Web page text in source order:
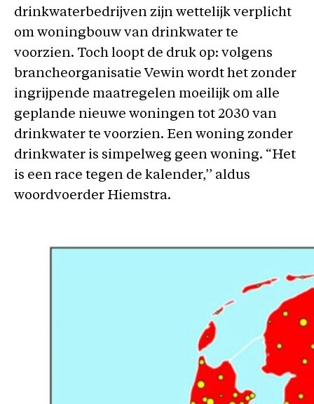
drinkwaterbedrijven zijn wettelijk verplicht
om woningbouw van drinkwater te
voorzien. Toch loopt de druk op: volgens
brancheorganisatie Vewin wordt het zonder
ingrijpende maatregelen moeilijk om alle
geplande nieuwe woningen tot 2030 van
drinkwater te voorzien. Een woning zonder
drinkwater is simpelweg geen woning. “Het
is een race tegen de kalender,’’ aldus
woordvoerder Hiemstra.